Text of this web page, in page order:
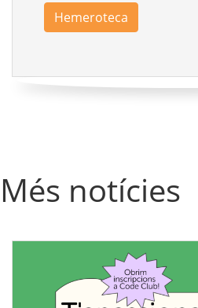
Hemeroteca
Més notícies